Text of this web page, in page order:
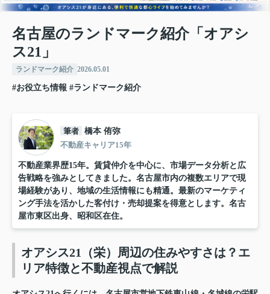
名古屋のランドマーク紹介「オアシ
ス21」
ランドマーク紹介 2026.05.01
#お役立ち情報 #ランドマーク紹介
筆者 橋本 侑弥
不動産キャリア15年
不動産業界歴15年。賃貸仲介を中心に、市場データ分析と広
告戦略を強みとしてきました。名古屋市内の複数エリアで現
場経験があり、地域の生活情報にも精通。最新のマーケティ
ング手法を活かした客付け・売却提案を得意とします。名古
屋市東区出身、昭和区在住。
オアシス21（栄）周辺の住みやすさは？エ
リア特徴と不動産視点で解説